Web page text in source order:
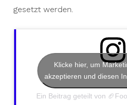
gesetzt werden.
Ein Beitrag geteilt von
Klicke hier, um
akzeptieren und diesen